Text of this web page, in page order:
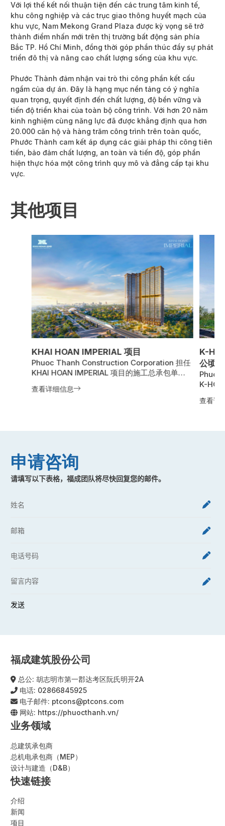
Với lợi thế kết nối thuận tiện đến các trung tâm kinh tế,
khu công nghiệp và các trục giao thông huyết mạch của
khu vực, Nam Mekong Grand Plaza được kỳ vọng sẽ trở
thành điểm nhấn mới trên thị trường bất động sản phía
Bắc TP. Hồ Chí Minh, đồng thời góp phần thúc đẩy sự phát
triển đô thị và nâng cao chất lượng sống của khu vực.
Phước Thành đảm nhận vai trò thi công phần kết cấu
ngầm của dự án. Đây là hạng mục nền tảng có ý nghĩa
quan trọng, quyết định đến chất lượng, độ bền vững và
tiến độ triển khai của toàn bộ công trình. Với hơn 20 năm
kinh nghiệm cùng năng lực đã được khẳng định qua hơn
20.000 căn hộ và hàng trăm công trình trên toàn quốc,
Phước Thành cam kết áp dụng các giải pháp thi công tiên
tiến, bảo đảm chất lượng, an toàn và tiến độ, góp phần
hiện thực hóa một công trình quy mô và đẳng cấp tại khu
vực.
其他项目
KHAI HOAN IMPERIAL 项目
Phuoc Thanh Construction Corporation 担任
KHAI HOAN IMPERIAL 项目的施工总承包单
Land 开发的高端 Bespoke 住宅项目，坐落于胡
施，为住户打造卓越的生活体验。
查看详细信息
K-
公顷）
Phuoc
K-
Oanh
查看详
申请咨询
请填写以下表格，福成团队将尽快回复您的邮件。
发送
福成建筑股份公司
总公: 胡志明市第一郡达考区阮氏明开2A
电话: 02866845925
电子邮件: ptcons@ptcons.com
网站: https://phuocthanh.vn/
业务领域
总建筑承包商
总机电承包商（MEP）
设计与建造（D&B）
快速链接
介绍
新闻
项目